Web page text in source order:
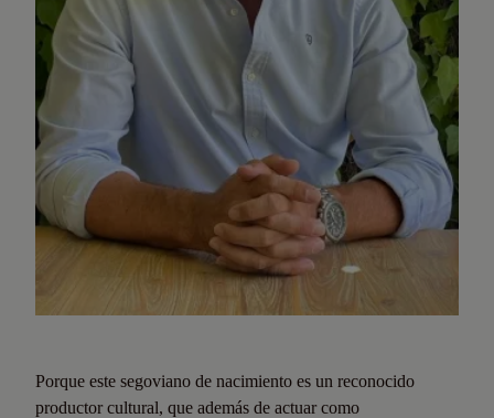
Porque este segoviano de nacimiento es un reconocido
productor cultural, que además de actuar como